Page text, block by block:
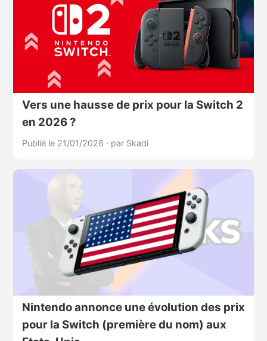
Vers une hausse de prix pour la Switch 2
en 2026 ?
Publié le 21/01/2026 · par Skadi
Nintendo annonce une évolution des prix
pour la Switch (première du nom) aux